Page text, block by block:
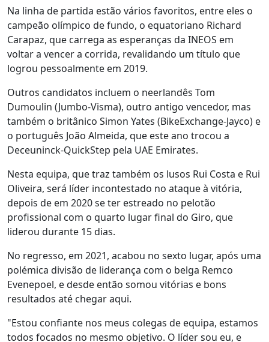
Na linha de partida estão vários favoritos, entre eles o
campeão olímpico de fundo, o equatoriano Richard
Carapaz, que carrega as esperanças da INEOS em
voltar a vencer a corrida, revalidando um título que
logrou pessoalmente em 2019.
Outros candidatos incluem o neerlandês Tom
Dumoulin (Jumbo-Visma), outro antigo vencedor, mas
também o britânico Simon Yates (BikeExchange-Jayco) e
o português João Almeida, que este ano trocou a
Deceuninck-QuickStep pela UAE Emirates.
Nesta equipa, que traz também os lusos Rui Costa e Rui
Oliveira, será líder incontestado no ataque à vitória,
depois de em 2020 se ter estreado no pelotão
profissional com o quarto lugar final do Giro, que
liderou durante 15 dias.
No regresso, em 2021, acabou no sexto lugar, após uma
polémica divisão de liderança com o belga Remco
Evenepoel, e desde então somou vitórias e bons
resultados até chegar aqui.
"Estou confiante nos meus colegas de equipa, estamos
todos focados no mesmo objetivo. O líder sou eu, e